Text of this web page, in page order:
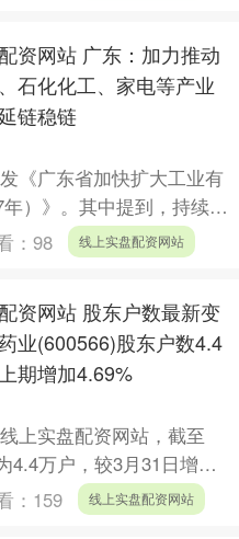
资网站 广东：加力推动
石化化工、家电等产业
链稳链
《广东省加快扩大工业有
）》。其中提到，持续扩
信息、石化化工、家电、
： 98 线上实盘配资网站
资网站 股东户数最新变
业(600566)股东户数4.4
期增加4.69%
上实盘配资网站，截至
4.4万户，较3月31日增加
持股数量由上....
： 159 线上实盘配资网站